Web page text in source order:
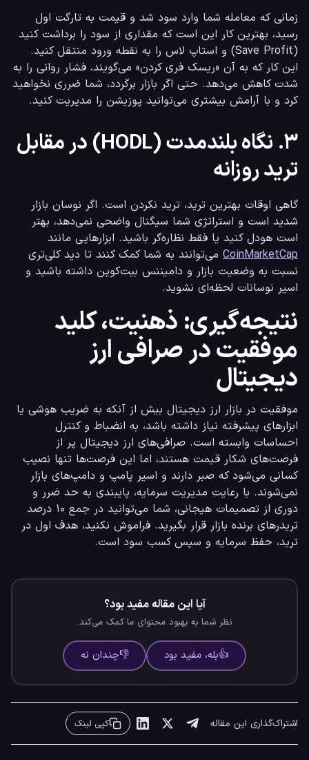
کرد و با آرامش بیشتری می‌توانید پوزیشن را مدیریت کنید.
۳. نگاه بلندمدت (HODL) در مقابل
ترید روزانه
است هودل کنید یا فقط نظاره‌گر باشید. ابزارهایی مانند
CoinMarketCap
اسیر نوسانات لحظه‌ای نشوید.
نتیجه‌گیری: ذهنیت، کلید
موفقیت در صرافی ارز
دیجیتال
ترید، حفظ سرمایه و سپس کسب سود است.
آیا این مقاله مفید بود؟
نظر شما به بهبود محتوای ما کمک می‌کند.
👍بله، مفید بود 👎چندان نه
اشتراک‌گذاری این مقاله کپی لینک